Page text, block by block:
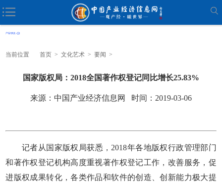
当前位置 首页 > 文化艺术 > 要闻 >
国家版权局：2018全国著作权登记同比增长25.83%
来源：中国产业经济信息网 时间：2019-03-06
记者从国家版权局获悉，2018年各地版权行政管理部门
和著作权登记机构高度重视著作权登记工作，改善服务，促
进版权成果转化，各类作品和软件的创造、创新能力极大提